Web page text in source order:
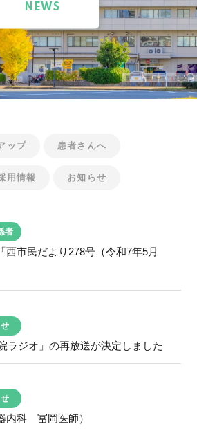
NEWS
ップ 患者さんへ
用情報 お知らせ
者
西市民だより278号（令和7年5月
ラジオ」の再放送が決定しました
内科 冨岡医師）